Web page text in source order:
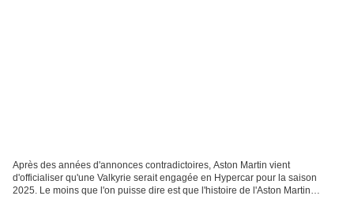
Après des années d'annonces contradictoires, Aston Martin vient
d'officialiser qu'une Valkyrie serait engagée en Hypercar pour la saison
2025. Le moins que l'on puisse dire est que l'histoire de l'Aston Martin